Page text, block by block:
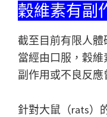
穀維素有副
截至目前有限人體
當經由口服，穀
副作用或不良反應
針對大鼠（rats）